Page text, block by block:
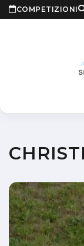
COMPETIZIONI